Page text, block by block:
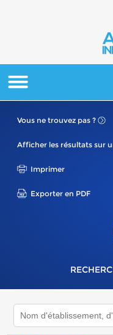
Vous ne trouvez pas ?
Afficher les résultats sur
Imprimer
Exporter en PDF